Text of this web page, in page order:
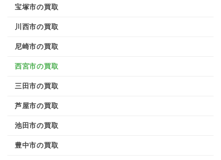
宝塚市の買取
川西市の買取
尼崎市の買取
西宮市の買取
三田市の買取
芦屋市の買取
池田市の買取
豊中市の買取